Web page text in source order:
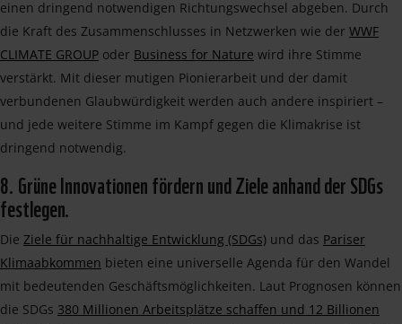
einen dringend notwendigen Richtungswechsel abgeben. Durch
die Kraft des Zusammenschlusses in Netzwerken wie der WWF
CLIMATE GROUP oder Business for Nature wird ihre Stimme
verstärkt. Mit dieser mutigen Pionierarbeit und der damit
verbundenen Glaubwürdigkeit werden auch andere inspiriert –
und jede weitere Stimme im Kampf gegen die Klimakrise ist
dringend notwendig.
8. Grüne Innovationen fördern und Ziele anhand der SDGs
festlegen.
Die Ziele für nachhaltige Entwicklung (SDGs) und das Pariser
Klimaabkommen bieten eine universelle Agenda für den Wandel
mit bedeutenden Geschäftsmöglichkeiten. Laut Prognosen können
die SDGs 380 Millionen Arbeitsplätze schaffen und 12 Billionen